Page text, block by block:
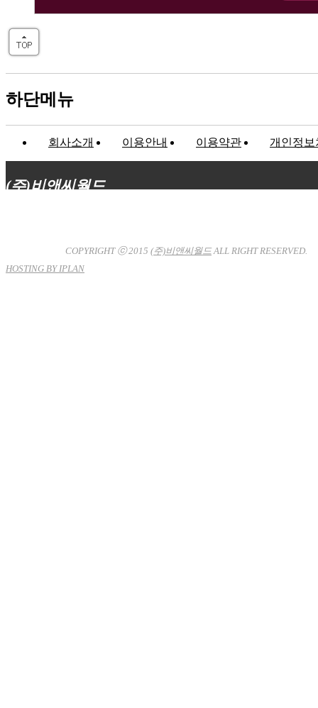
하단메뉴
회사소개 이용안내 이용약관 개인정보
(주)비앤씨월드
COPYRIGHT ⓒ 2015 (주)비앤씨월드ALL RIGHT RESERVED.
HOSTING BY IPLAN